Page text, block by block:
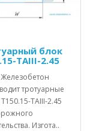
блок
TAIII-2.45
тротуарные
TAIII-2.45
Изгота..